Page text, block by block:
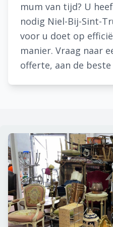
mum van tijd? U
nodig Niel-Bij-Sint-
voor u doet op
manier. Vraag naar
offerte, aan de